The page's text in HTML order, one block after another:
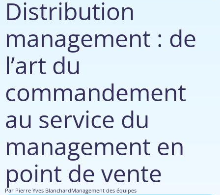
Distribution
management : de
l’art du
commandement
au service du
management en
point de vente
Par Pierre Yves BlanchardManagement des équipes